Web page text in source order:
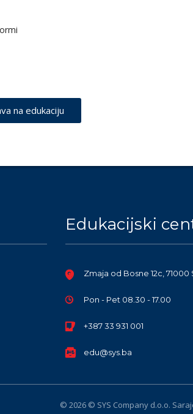
na edukaciju
Edukacijski
Zmaja od Bosne 12c, 71000
Pon - Pet 08.30 - 17.00
+387 33 931 001
edu@sys.ba
© 2026 © SYS Company d.o.o.